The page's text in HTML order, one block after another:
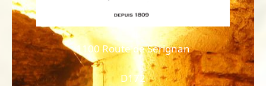
1100 Route de Sérignan
D172